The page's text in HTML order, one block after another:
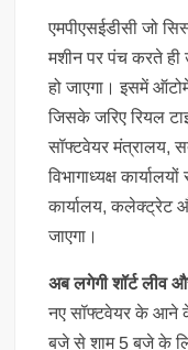
एमपीएसईडीसी जो
मशीन पर पंच करते ही
हो जाएगा। इसमें
जिसके जरिए रियल
सॉफ्टवेयर मंत्रालय,
विभागाध्यक्ष
कार्यालय, कलेक्ट्रेट
जाएगा।
अब लगेगी शॉर्ट लीव
नए सॉफ्टवेयर के आने
बजे से शाम 5 बजे के